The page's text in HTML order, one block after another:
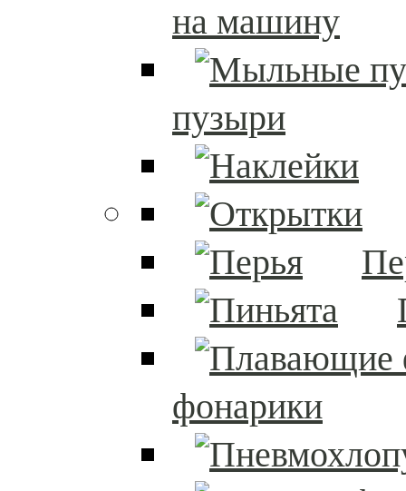
на машину
пузыри
фонарики